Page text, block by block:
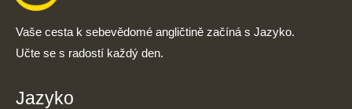
Vaše cesta k sebevědomé angličtině začíná s Jazyko.
Učte se s radostí každý den.
Jazyko